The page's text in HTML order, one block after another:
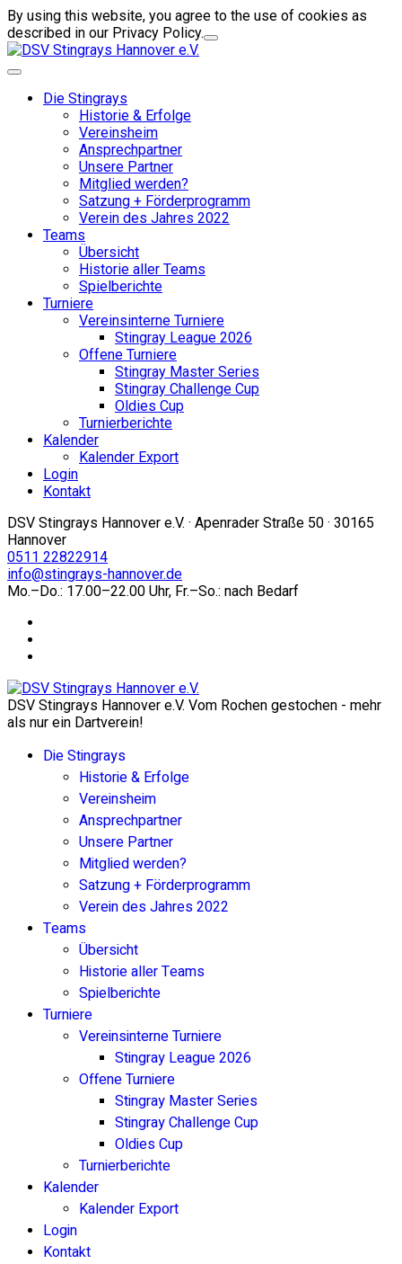
By using this website, you agree to the use of cookies as
described in our Privacy Policy.
Die Stingrays
Historie & Erfolge
Vereinsheim
Ansprechpartner
Unsere Partner
Mitglied werden?
Satzung + Förderprogramm
Verein des Jahres 2022
Teams
Übersicht
Historie aller Teams
Spielberichte
Turniere
Vereinsinterne Turniere
Stingray League 2026
Offene Turniere
Stingray Master Series
Stingray Challenge Cup
Oldies Cup
Turnierberichte
Kalender
Kalender Export
Login
Kontakt
DSV Stingrays Hannover e.V. · Apenrader Straße 50 · 30165
Hannover
0511 22822914
info@stingrays-hannover.de
Mo.–Do.: 17.00–22.00 Uhr, Fr.–So.: nach Bedarf
DSV Stingrays Hannover e.V. Vom Rochen gestochen - mehr
als nur ein Dartverein!
Die Stingrays
Historie & Erfolge
Vereinsheim
Ansprechpartner
Unsere Partner
Mitglied werden?
Satzung + Förderprogramm
Verein des Jahres 2022
Teams
Übersicht
Historie aller Teams
Spielberichte
Turniere
Vereinsinterne Turniere
Stingray League 2026
Offene Turniere
Stingray Master Series
Stingray Challenge Cup
Oldies Cup
Turnierberichte
Kalender
Kalender Export
Login
Kontakt